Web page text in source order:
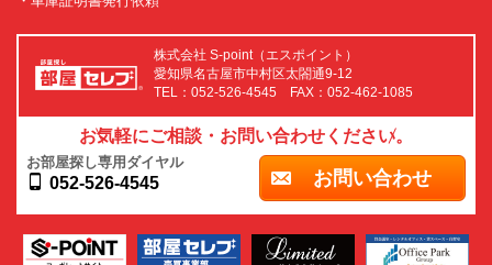
株式会社 S-point（エスポイント）
愛知県名古屋市中村区太閤通9-12
TEL：052-526-4545 FAX：052-462-1085
お気軽にご相談・お問い合わせください。
お部屋探し専用ダイヤル
052-526-4545 お問い合わせ